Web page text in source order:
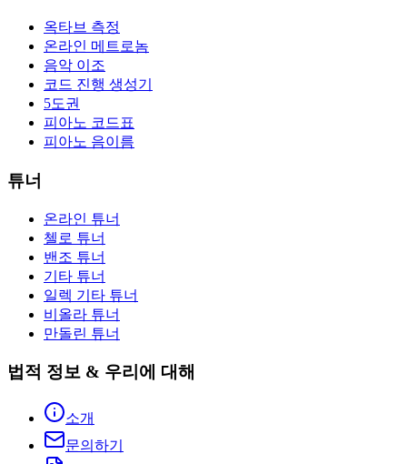
옥타브 측정
온라인 메트로놈
음악 이조
코드 진행 생성기
5도권
피아노 코드표
피아노 음이름
튜너
온라인 튜너
첼로 튜너
밴조 튜너
기타 튜너
일렉 기타 튜너
비올라 튜너
만돌린 튜너
법적 정보 & 우리에 대해
소개
문의하기